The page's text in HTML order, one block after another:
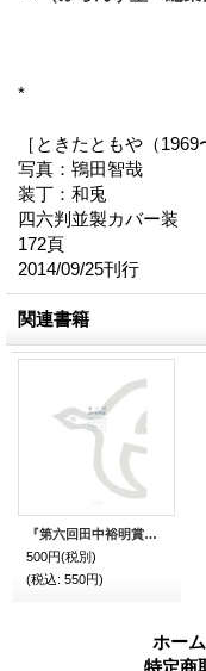
*
［ときたともや（1969
写真：鴇田智哉
装丁：和兎
四六判並製カバー装
172頁
2014/09/25刊行
関連書籍
『第六回田中裕明賞』（だいろっかいたなかひろあきしょう）
500円(税別)
(税込: 550円)
ホーム
特定商